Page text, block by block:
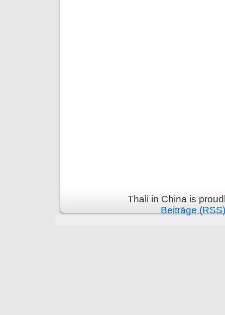
Thali in China is
Beiträge (RSS)